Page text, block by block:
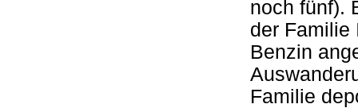
noch fünf).
der Familie
Benzin
Familie